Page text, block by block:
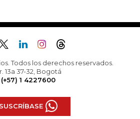
Todos los derechos reservados.
13a 37-32, Bogotá
(+57) 1 4227600
SUSCRÍBASE